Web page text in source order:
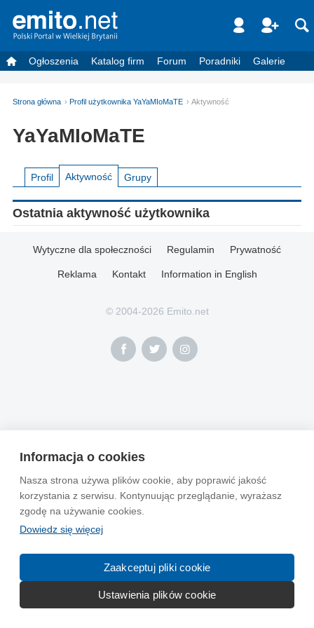
Informacja o cookies
Nasza strona używa plików cookie, aby poprawić jakość
korzystania z serwisu. Kontynuując przeglądanie, wyrażasz
zgodę na używanie cookies.
Dowiedz się więcej
Zaakceptuj pliki cookie
Ustawienia plików cookie
Ogłoszenia Katalog firm Forum Poradniki Galerie
Strona główna Profil użytkownika YaYaMIoMaTE Aktywność
YaYaMIoMaTE
Profil Aktywność Grupy
Ostatnia aktywność użytkownika
Wytyczne dla społeczności Regulamin Prywatność
Reklama Kontakt Information in English
© 2004-2026 Emito.net